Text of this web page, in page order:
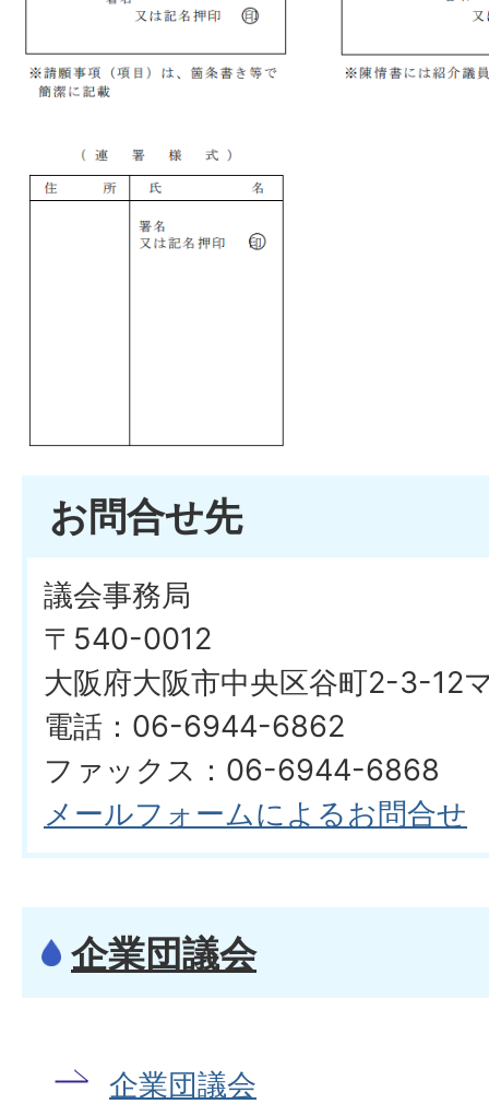
お問合せ先
議会事務局
〒540-0012
大阪府大阪市中央区谷町2-3-12
電話：06-6944-6862
ファックス：06-6944-6868
メールフォームによるお問合せ
企業団議会
企業団議会